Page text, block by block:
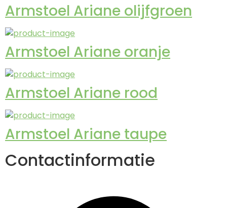
Armstoel Ariane olijfgroen
Armstoel Ariane oranje
Armstoel Ariane rood
Armstoel Ariane taupe
Contactinformatie